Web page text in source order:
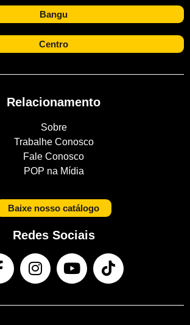
Bangu
Centro
Relacionamento
Sobre
Trabalhe Conosco
Fale Conosco
POP na Mídia
Baixe nosso catálogo
Redes Sociais